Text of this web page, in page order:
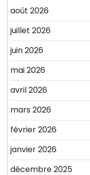
août 2026
juillet 2026
juin 2026
mai 2026
avril 2026
mars 2026
février 2026
janvier 2026
décembre 2025